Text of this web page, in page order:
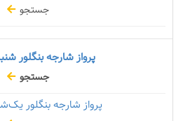
جستجو
پرواز شارجه بنگلور
جستجو
پرواز شارجه بنگلور